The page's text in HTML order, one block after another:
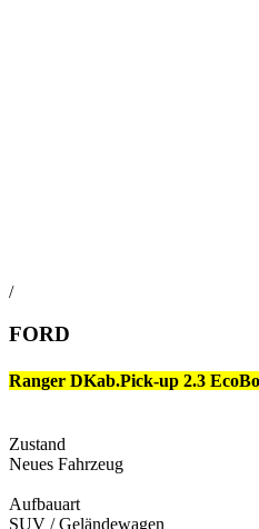
/
FORD
Ranger DKab.Pick-up 2.3
Zustand
Neues Fahrzeug
Aufbauart
SUV / Geländewagen